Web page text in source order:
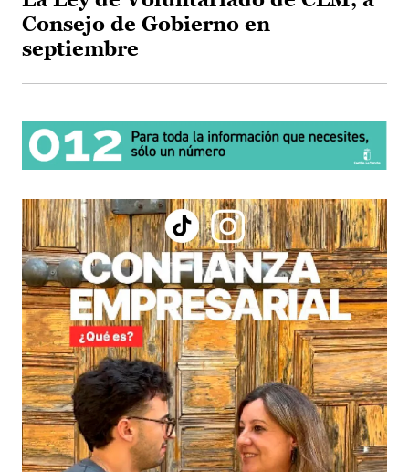
Consejo de Gobierno en
septiembre